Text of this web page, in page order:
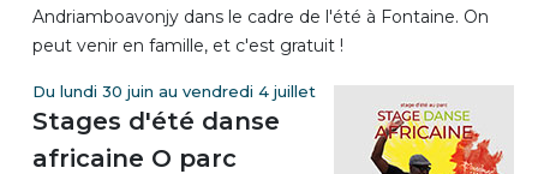
Andriamboavonjy dans le cadre de l'été à Fontaine. On
peut venir en famille, et c'est gratuit !
Du lundi 30 juin au vendredi 4 juillet
Stages d'été danse
africaine O parc